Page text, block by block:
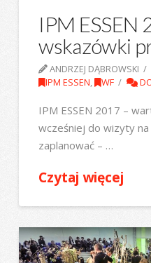
IPM ESSEN
wskazówki
ANDRZEJ DĄBROWSKI
IPM ESSEN, WF
IPM ESSEN 2017 –
wcześniej do wizyty
zaplanować – …
Czytaj więcej